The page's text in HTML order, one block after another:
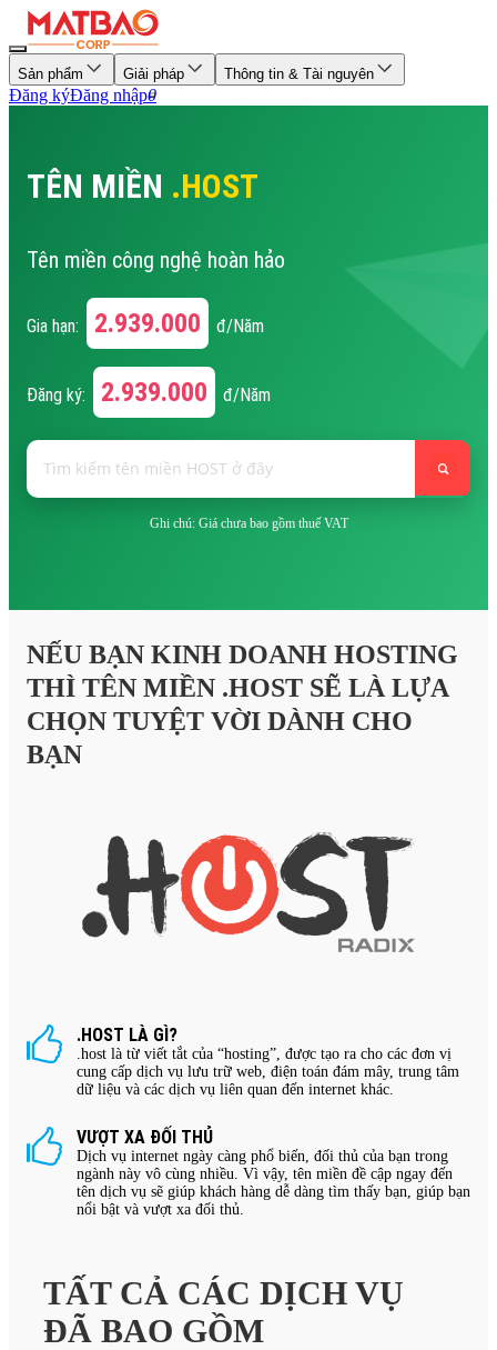
Sản phẩm Giải pháp Thông tin & Tài nguyên
Đăng kýĐăng nhập0
TÊN MIỀN .HOST
Tên miền công nghệ hoàn hảo
Gia hạn: 2.939.000 đ/Năm
Đăng ký: 2.939.000 đ/Năm
Ghi chú: Giá chưa bao gồm thuế VAT
NẾU BẠN KINH DOANH HOSTING
THÌ TÊN MIỀN .HOST SẼ LÀ LỰA
CHỌN TUYỆT VỜI DÀNH CHO
BẠN
.HOST LÀ GÌ?
.host là từ viết tắt của “hosting”, được tạo ra cho các đơn vị
cung cấp dịch vụ lưu trữ web, điện toán đám mây, trung tâm
dữ liệu và các dịch vụ liên quan đến internet khác.
VƯỢT XA ĐỐI THỦ
Dịch vụ internet ngày càng phổ biến, đối thủ của bạn trong
ngành này vô cùng nhiều. Vì vậy, tên miền đề cập ngay đến
tên dịch vụ sẽ giúp khách hàng dễ dàng tìm thấy bạn, giúp bạn
nổi bật và vượt xa đối thủ.
TẤT CẢ CÁC DỊCH VỤ
ĐÃ BAO GỒM